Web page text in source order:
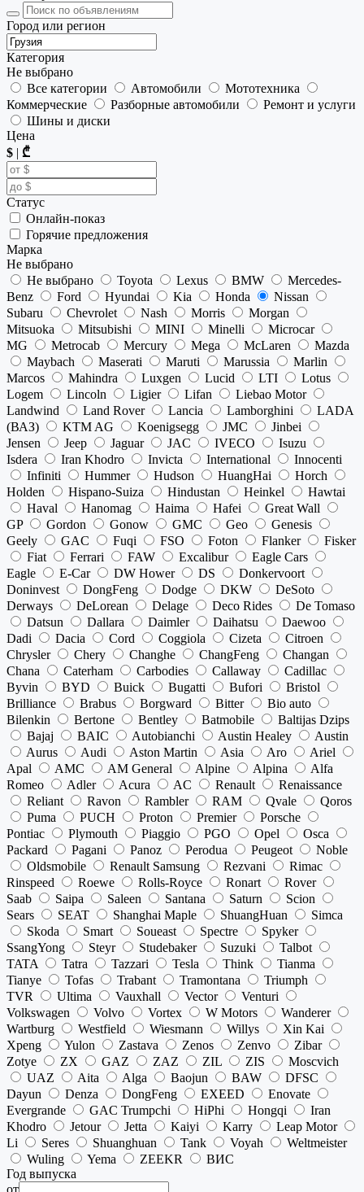
Город или регион
Категория
Не выбрано
Все категории
Автомобили
Мототехника
Коммерческие
Разборные автомобили
Ремонт и услуги
Шины и диски
Цена
$ | ₾
Статус
Онлайн-показ
Горячие предложения
Марка
Не выбрано
Не выбрано
Toyota Lexus BMW
Mercedes-
Benz
Ford Hyundai Kia Honda
Nissan
Subaru
Chevrolet Nash Morris
Morgan
Mitsuoka
Mitsubishi MINI Minelli
Microcar
MG
Metrocab Mercury Mega McLaren
Mazda
Maybach
Maserati Maruti Marussia
Marlin
Marcos
Mahindra Luxgen Lucid LTI
Lotus
Logem
Lincoln Ligier Lifan
Liebao Motor
Landwind
Land Rover Lancia Lamborghini
LADA
(ВАЗ)
KTM AG Koenigsegg JMC
Jinbei
Jensen
Jeep Jaguar JAC IVECO
Isuzu
Isdera
Iran Khodro Invicta International
Innocenti
Infiniti
Hummer Hudson HuangHai
Horch
Holden
Hispano-Suiza Hindustan Heinkel
Hawtai
Haval
Hanomag Haima Hafei
Great Wall
GP
Gordon Gonow GMC Geo
Genesis
Geely
GAC Fuqi FSO Foton Flanker
Fisker
Fiat
Ferrari FAW Excalibur
Eagle Cars
Eagle
E-Car DW Hower DS
Donkervoort
Doninvest
DongFeng Dodge DKW
DeSoto
Derways
DeLorean Delage Deco Rides
De Tomaso
Datsun
Dallara Daimler Daihatsu
Daewoo
Dadi
Dacia Cord Coggiola Cizeta
Citroen
Chrysler
Chery Changhe ChangFeng
Changan
Chana
Caterham Carbodies Callaway
Cadillac
Byvin
BYD Buick Bugatti Bufori
Bristol
Brilliance
Brabus Borgward Bitter
Bio auto
Bilenkin
Bertone Bentley Batmobile
Baltijas Dzips
Bajaj
BAIC Autobianchi Austin Healey
Austin
Aurus
Audi Aston Martin Asia Aro
Ariel
Apal
AMC AM General Alpine Alpina
Alfa
Romeo
Adler Acura AC Renault
Renaissance
Reliant
Ravon Rambler RAM Qvale
Qoros
Puma
PUCH Proton Premier
Porsche
Pontiac
Plymouth Piaggio PGO Opel
Osca
Packard
Pagani Panoz Perodua Peugeot
Noble
Oldsmobile
Renault Samsung Rezvani
Rimac
Rinspeed
Roewe Rolls-Royce Ronart
Rover
Saab
Saipa Saleen Santana Saturn
Scion
Sears
SEAT Shanghai Maple ShuangHuan
Simca
Skoda
Smart Soueast Spectre
Spyker
SsangYong
Steyr Studebaker Suzuki
Talbot
TATA
Tatra Tazzari Tesla Think
Tianma
Tianye
Tofas Trabant Tramontana
Triumph
TVR
Ultima Vauxhall Vector
Venturi
Volkswagen
Volvo Vortex W Motors
Wanderer
Wartburg
Westfield Wiesmann Willys
Xin Kai
Xpeng
Yulon Zastava Zenos Zenvo
Zibar
Zotye
ZX GAZ ZAZ ZIL ZIS
Moscvich
UAZ
Aita Alga Baojun BAW
DFSC
Dayun
Denza DongFeng EXEED
Enovate
Evergrande
GAC Trumpchi HiPhi Hongqi
Iran
Khodro
Jetour Jetta Kaiyi Karry
Leap Motor
Li
Seres Shuanghuan Tank Voyah
Weltmeister
Wuling
Yema ZEEKR
ВИС
Год выпуска
от